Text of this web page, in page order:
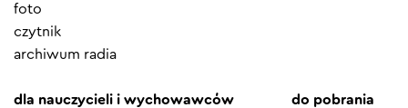
foto
czytnik
archiwum radia
dla nauczycieli i wychowawców do pobrania